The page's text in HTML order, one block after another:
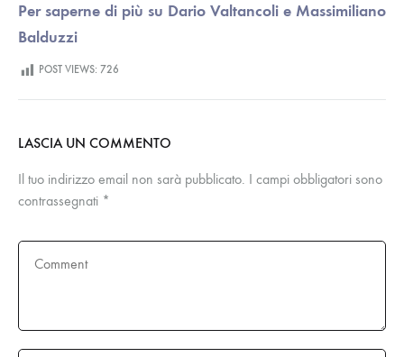
Per saperne di più su Dario Valtancoli e Massimiliano
Balduzzi
POST VIEWS: 726
LASCIA UN COMMENTO
Il tuo indirizzo email non sarà pubblicato. I campi obbligatori sono
contrassegnati *